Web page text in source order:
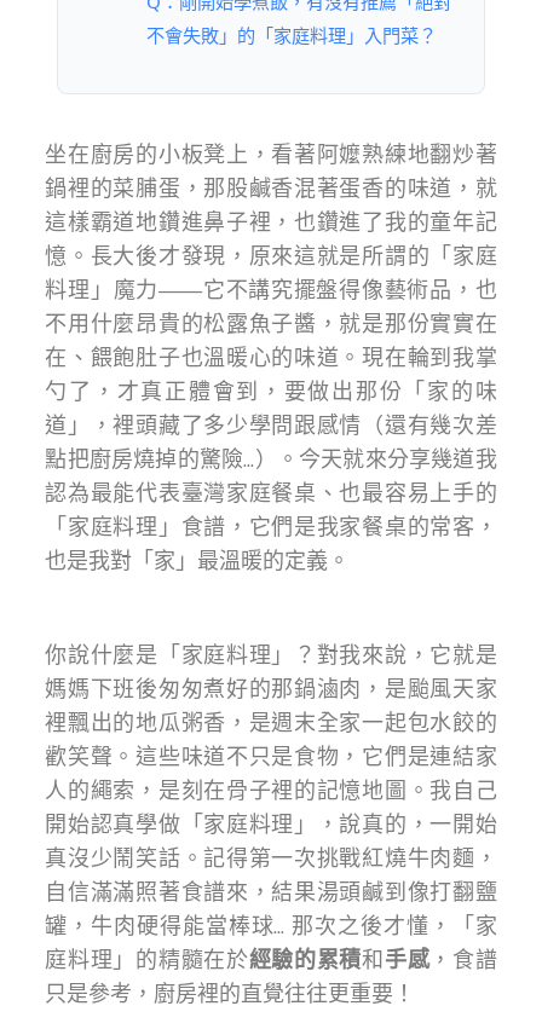
不會失敗」的「家庭料理」入門菜？
坐在廚房的小板凳上，看著阿嬤熟練地翻炒著
鍋裡的菜脯蛋，那股鹹香混著蛋香的味道，就
這樣霸道地鑽進鼻子裡，也鑽進了我的童年記
憶。長大後才發現，原來這就是所謂的「家庭
料理」魔力——它不講究擺盤得像藝術品，也
不用什麼昂貴的松露魚子醬，就是那份實實在
在、餵飽肚子也溫暖心的味道。現在輪到我掌
勺了，才真正體會到，要做出那份「家的味
道」，裡頭藏了多少學問跟感情（還有幾次差
點把廚房燒掉的驚險...）。今天就來分享幾道我
認為最能代表臺灣家庭餐桌、也最容易上手的
「家庭料理」食譜，它們是我家餐桌的常客，
也是我對「家」最溫暖的定義。
你說什麼是「家庭料理」？對我來說，它就是
媽媽下班後匆匆煮好的那鍋滷肉，是颱風天家
裡飄出的地瓜粥香，是週末全家一起包水餃的
歡笑聲。這些味道不只是食物，它們是連結家
人的繩索，是刻在骨子裡的記憶地圖。我自己
開始認真學做「家庭料理」，說真的，一開始
真沒少鬧笑話。記得第一次挑戰紅燒牛肉麵，
自信滿滿照著食譜來，結果湯頭鹹到像打翻鹽
罐，牛肉硬得能當棒球... 那次之後才懂，「家
庭料理」的精髓在於經驗的累積和手感，食譜
只是參考，廚房裡的直覺往往更重要！